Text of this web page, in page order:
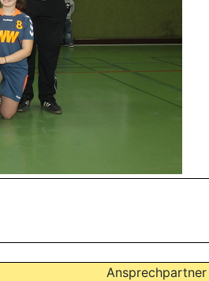
Ansprechpartner